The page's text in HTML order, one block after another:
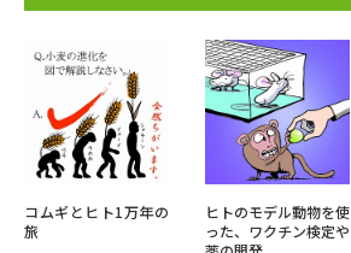
コムギとヒト1万年の
旅
ヒトのモデル動物を使
った、ワクチン検定や